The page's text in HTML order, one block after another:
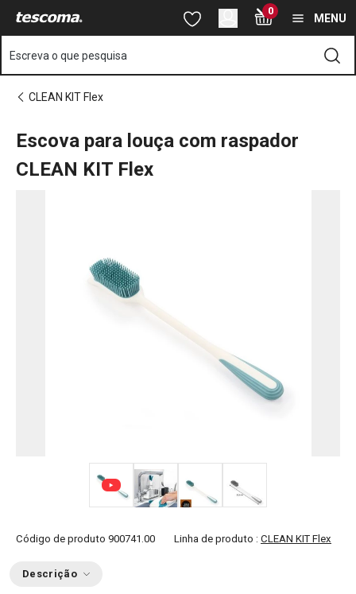
Está na página Escova para louça com raspador CLEAN KIT Flex
Saltar para o conteúdo principal
Saltar para a pesquisa
Saltar para a navegação 0
MENU
Escreva o que pesquisa
CLEAN KIT Flex
Escova para louça com raspador
CLEAN KIT Flex
Código de produto 900741.00 Linha de produto : CLEAN KIT Flex
Descrição